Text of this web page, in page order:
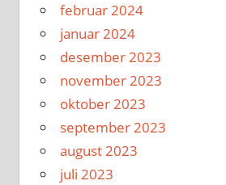
februar 2024
januar 2024
desember 2023
november 2023
oktober 2023
september 2023
august 2023
juli 2023